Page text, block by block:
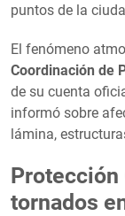
puntos de la
El fenómeno
Coordinación de
de su cuenta
informó sobre
lámina,
tornados